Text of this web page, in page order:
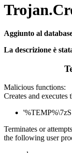
Aggiunto al
La descrizione è
Malicious functions:
Creates and
Terminates or
the following user